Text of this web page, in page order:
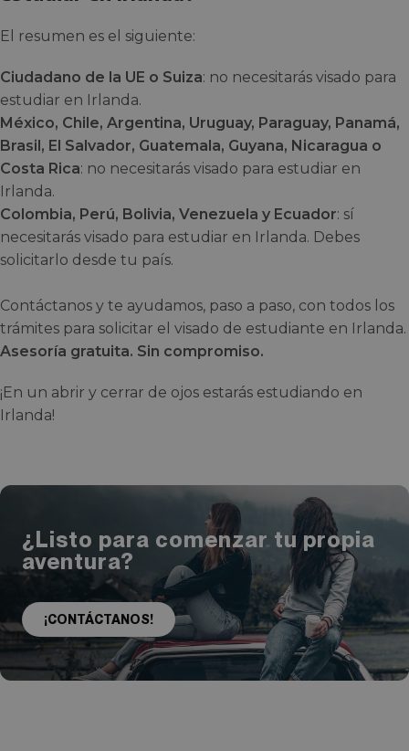
El resumen es el siguiente:
Ciudadano de la UE o Suiza: no necesitarás visado para
estudiar en Irlanda.
México, Chile, Argentina, Uruguay, Paraguay, Panamá,
Brasil, El Salvador, Guatemala, Guyana, Nicaragua o
Costa Rica: no necesitarás visado para estudiar en
Irlanda.
Colombia, Perú, Bolivia, Venezuela y Ecuador: sí
necesitarás visado para estudiar en Irlanda. Debes
solicitarlo desde tu país.
Contáctanos y te ayudamos, paso a paso, con todos los
trámites para solicitar el visado de estudiante en Irlanda.
Asesoría gratuita. Sin compromiso.
¡En un abrir y cerrar de ojos estarás estudiando en
Irlanda!
¿Listo para comenzar tu propia
aventura?
¡CONTÁCTANOS!